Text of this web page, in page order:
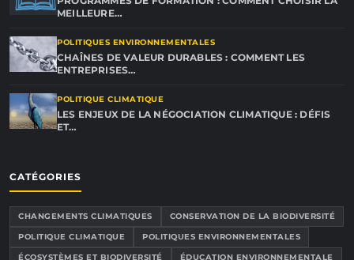
MEILLEURE…
POLITIQUES ENVIRONNEMENTALES
CHAÎNES DE VALEUR DURABLES : COMMENT LES
ENTREPRISES…
POLITIQUE CLIMATIQUE
LES ENJEUX DE LA NÉGOCIATION CLIMATIQUE : DÉFIS
ET…
CATÉGORIES
CHANGEMENTS CLIMATIQUES
CONSERVATION DE LA BIODIVERSITÉ
POLITIQUE CLIMATIQUE
POLITIQUES ENVIRONNEMENTALES
ÉCOSYSTÈMES ET BIODIVERSITÉ
ÉDUCATION ENVIRONNEMENTALE